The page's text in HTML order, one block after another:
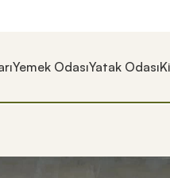
Yemek OdasıYatak Odası